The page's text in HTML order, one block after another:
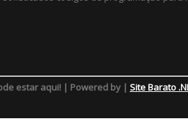
estar aqui! | Powered by | Site Barato